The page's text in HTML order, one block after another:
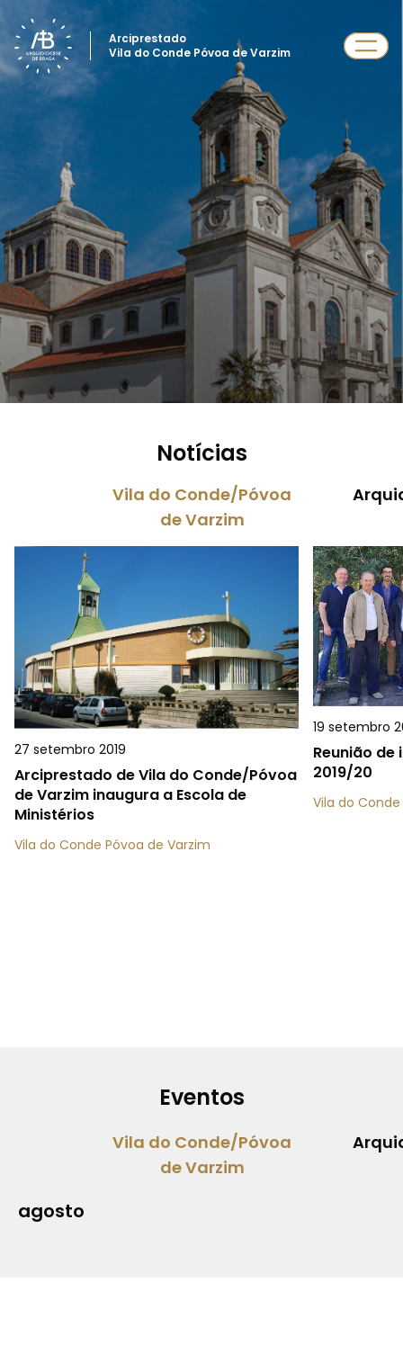
Arciprestado
Vila do Conde Póvoa de Varzim
Notícias
Vila do Conde/Póvoa
de Varzim
27 setembro 2019
Arciprestado de Vila do Conde/Póvoa
de Varzim inaugura a Escola de
Ministérios
Vila do Conde Póvoa de Varzim
19 setembro
Reunião
2019/20
Vila do
Eventos
Vila do Conde/Póvoa
de Varzim
agosto